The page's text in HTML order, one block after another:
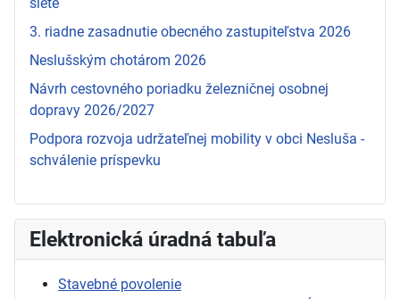
3. riadne zasadnutie obecného zastupiteľstva 2026
Neslušským chotárom 2026
Návrh cestovného poriadku železničnej osobnej
dopravy 2026/2027
Podpora rozvoja udržateľnej mobility v obci Nesluša -
schválenie príspevku
Elektronická úradná tabuľa
Stavebné povolenie